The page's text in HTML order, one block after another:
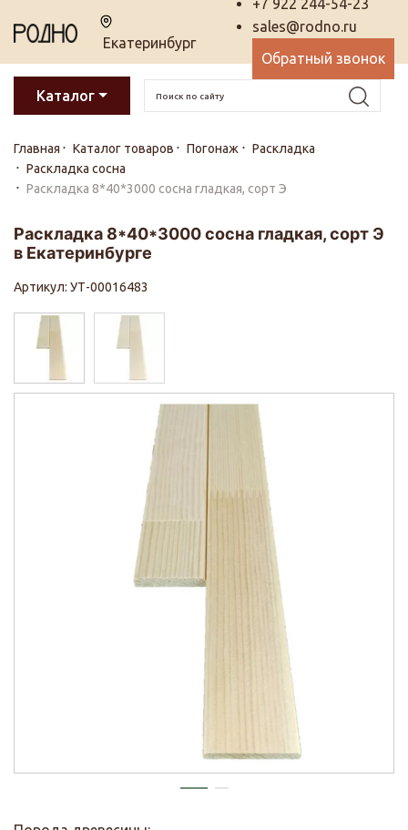
Екатеринбург
+7 922 244-54-23
sales@rodno.ru
Обратный звонок
Каталог
Главная Каталог товаров Погонаж
Раскладка
Раскладка сосна
Раскладка 8*40*3000 сосна гладкая, сорт Э
Раскладка 8*40*3000 сосна гладкая, сорт Э
в Екатеринбурге
Артикул: УТ-00016483